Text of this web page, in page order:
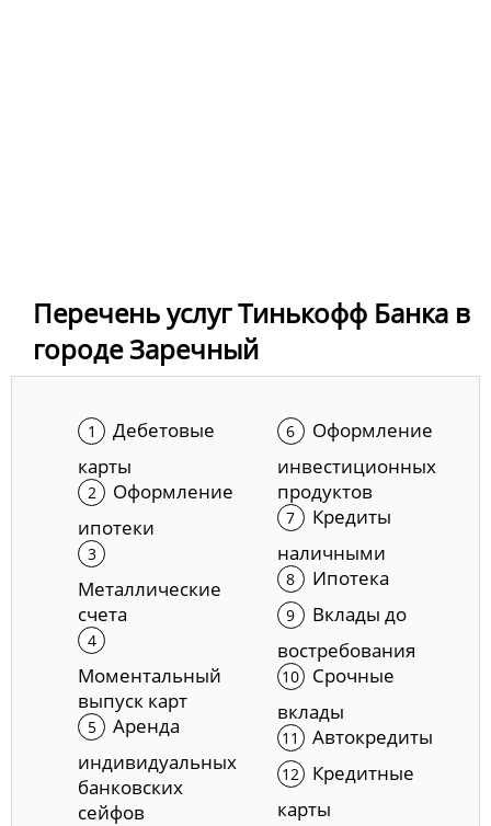
Перечень услуг Тинькофф Банка в
городе Заречный
Дебетовые
карты
Оформление
ипотеки
Металлические
счета
Моментальный
выпуск карт
Аренда
индивидуальных
банковских
сейфов
Оформление
инвестиционных
продуктов
Кредиты
наличными
Ипотека
Вклады до
востребования
Срочные
вклады
Автокредиты
Кредитные
карты